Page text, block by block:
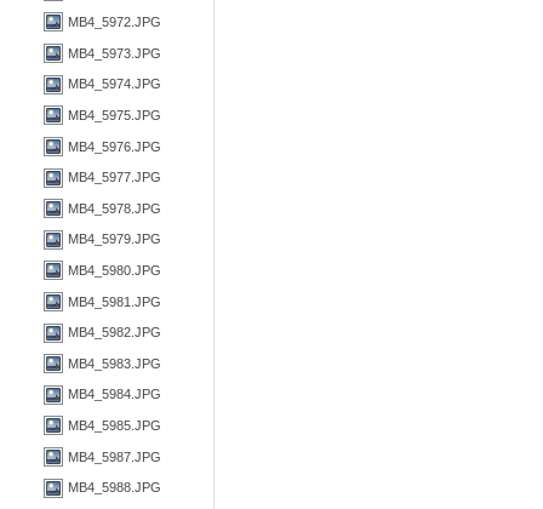
MB4_5972.JPG
MB4_5973.JPG
MB4_5974.JPG
MB4_5975.JPG
MB4_5976.JPG
MB4_5977.JPG
MB4_5978.JPG
MB4_5979.JPG
MB4_5980.JPG
MB4_5981.JPG
MB4_5982.JPG
MB4_5983.JPG
MB4_5984.JPG
MB4_5985.JPG
MB4_5987.JPG
MB4_5988.JPG